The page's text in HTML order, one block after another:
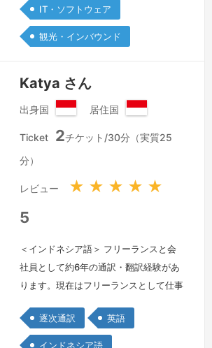
IT・ソフトウェア
観光・インバウンド
Katya さん
出身国
ン
シ
国
居住国
ン
シ
国
Ticket 2チケット/30分（実質25
分）
レビュー ★ ★ ★ ★ ★
5
＜インドネシア語＞ フリーランスと会
社員として約6年の通訳・翻訳経験があ
ります。現在はフリーランスとして仕事
マーケティング案件のコーディング、デ
ザインなどの作業関連です。日本語また
逐次通訳 英語
インドネシア語